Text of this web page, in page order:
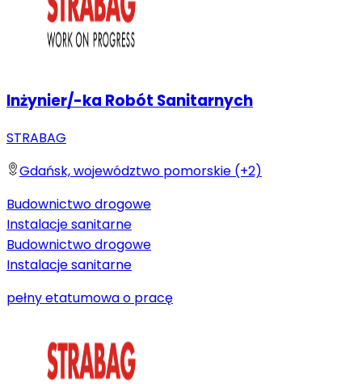
Inżynier/-ka Robót Sanitarnych
STRABAG
Gdańsk, województwo pomorskie (+2)
Budownictwo drogowe
Instalacje sanitarne
Budownictwo drogowe
Instalacje sanitarne
pełny etatumowa o pracę